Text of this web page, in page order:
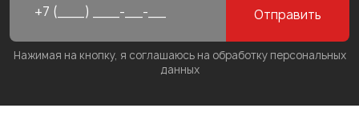
Отправить
Нажимая на кнопку, я соглашаюсь на обработку персональных
данных